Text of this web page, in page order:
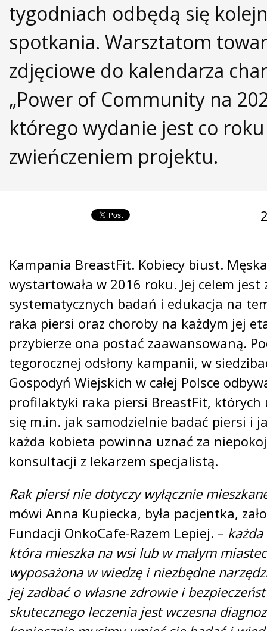
tygodniach odbędą się
spotkania. Warsztatom
zdjęciowe do kalendarza
„Power of Community na
którego wydanie jest co roku
zwieńczeniem projektu.
Kampania BreastFit. Kobiecy biust.
wystartowała w 2016 roku. Jej celem jest
systematycznych badań i edukacja na
raka piersi oraz choroby na każdym jej
przybierze ona postać zaawansowaną.
tegorocznej odsłony kampanii, w
Gospodyń Wiejskich w całej Polsce
profilaktyki raka piersi BreastFit, których
się m.in. jak samodzielnie badać piersi i
każda kobieta powinna uznać za
konsultacji z lekarzem specjalistą.
Rak piersi nie dotyczy wyłącznie
mówi Anna Kupiecka, była pacjentka,
Fundacji OnkoCafe-Razem Lepiej. –
która mieszka na wsi lub w małym
wyposażona w wiedzę i niezbędne
jej zadbać o własne zdrowie i
skutecznego leczenia jest wczesna